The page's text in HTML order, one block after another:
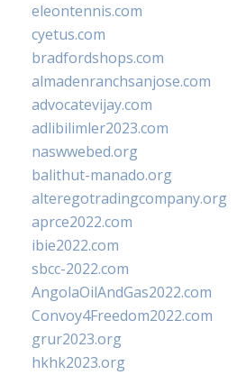
eleontennis.com
cyetus.com
bradfordshops.com
almadenranchsanjose.com
advocatevijay.com
adlibilimler2023.com
naswwebed.org
balithut-manado.org
alteregotradingcompany.org
aprce2022.com
ibie2022.com
sbcc-2022.com
AngolaOilAndGas2022.com
Convoy4Freedom2022.com
grur2023.org
hkhk2023.org